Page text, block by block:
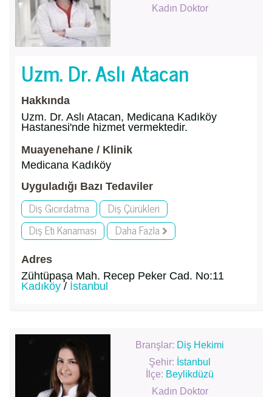
Kadın Doktor
Uzm. Dr. Aslı Atacan
Hakkında
Uzm. Dr. Aslı Atacan, Medicana Kadıköy
Hastanesi'nde hizmet vermektedir.
Muayenehane / Klinik
Medicana Kadıköy
Uyguladığı Bazı Tedaviler
Diş Gıcırdatma
Diş Çürükleri
Diş Eti Kanaması
Daha Fazla
Adres
Zühtüpaşa Mah. Recep Peker Cad. No:11
Kadıköy / İstanbul
Branşlar: Diş Hekimi
Şehir: İstanbul
İlçe: Beylikdüzü
Kadın Doktor